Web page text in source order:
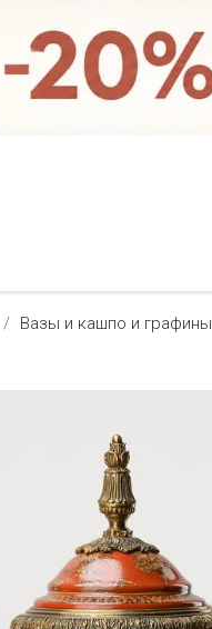
Вазы и кашпо и графины